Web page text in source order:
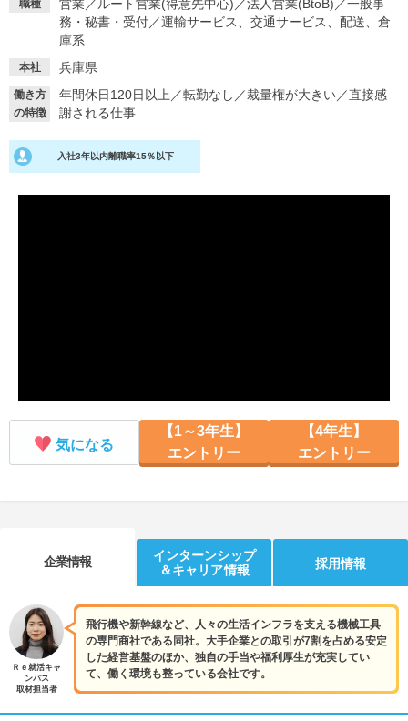
イベントを探す スカウト お知らせ
就活ノウハウ・サポート
就活支援
就活ノウハウが満載！
職種 営業／ ルート営業(得意先中心) ／法人営業(BtoB) ／一般事
務・秘書・受付／運輸サービス、交通サービス、配送、倉
庫系
本社 兵庫県
働き方
の特徴
年間休日120日以上 ／転勤なし ／裁量権が大きい／直接感
謝される仕事
入社3年以内離職率15％以下
気になる
【1～3年生】
エントリー
【4年生】
エントリー
企業情報
インターンシップ
＆キャリア情報
採用情報
飛行機や新幹線など、人々の生活インフラを支える機械工具
の専門商社である同社。大手企業との取引が7割を占める安定
した経営基盤のほか、独自の手当や福利厚生が充実してい
て、働く環境も整っている会社です。
Ｒｅ就活キャ
ンパス
取材担当者